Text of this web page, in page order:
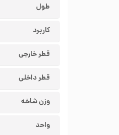
طول
کاربرد
قطر خارجی
قطر داخلی
وزن شاخه
واحد